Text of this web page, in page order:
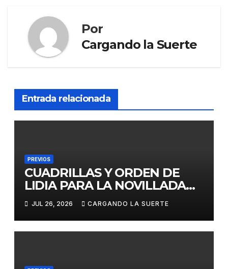
Por
Cargando la Suerte
Entrada relacionada
PREVIOS
CUADRILLAS Y ORDEN DE
LIDIA PARA LA NOVILLADA
DE ESTA TARDE EN CIUDAD
REAL
JUL 26, 2026 CARGANDO LA SUERTE